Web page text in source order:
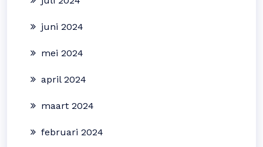
juni 2024
mei 2024
april 2024
maart 2024
februari 2024